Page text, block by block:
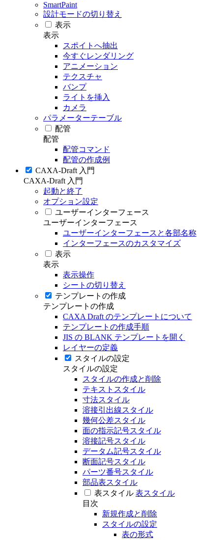
SmartPaint
設計モードの切り替え
表示
表示
スポイトへ抽出
今すぐレンダリング
アニメーション
テクスチャ
バンプ
ライトを挿入
カメラ
パラメーターテーブル
配管
配管
配管コマンド
配管の作成例
CAXA-Draft 入門
CAXA-Draft 入門
起動と終了
オプション設定
ユーザーインターフェース
ユーザーインターフェース
ユーザーインターフェースと各部名称
インターフェースのカスタマイズ
表示
表示
表示操作
シートの切り替え
テンプレートの作成
テンプレートの作成
CAXA Draft のテンプレートについて
テンプレートの作成手順
JIS の BLANK テンプレートを開く
レイヤーの定義
スタイルの設定
スタイルの設定
スタイルの作成と削除
テキストスタイル
寸法スタイル
溶接引出線スタイル
幾何公差スタイル
面の指示記号スタイル
溶接記号スタイル
データム記号スタイル
断面記号スタイル
パーツ番号スタイル
部品表スタイル
表スタイル 表スタイル
目次
新規作成と削除
スタイルの設定
表の形式